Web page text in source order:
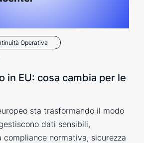
Operativa
in EU: cosa cambia per le
sta trasformando il modo
dati sensibili,
compliance normativa, sicurezza